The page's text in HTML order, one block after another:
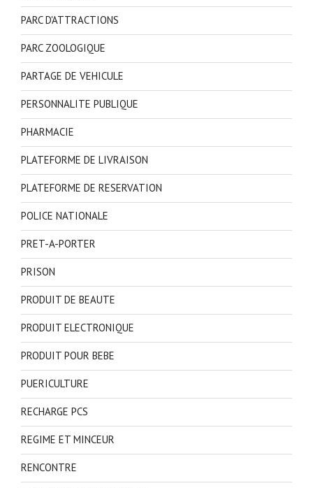
PARC D'ATTRACTIONS
PARC ZOOLOGIQUE
PARTAGE DE VEHICULE
PERSONNALITE PUBLIQUE
PHARMACIE
PLATEFORME DE LIVRAISON
PLATEFORME DE RESERVATION
POLICE NATIONALE
PRET-A-PORTER
PRISON
PRODUIT DE BEAUTE
PRODUIT ELECTRONIQUE
PRODUIT POUR BEBE
PUERICULTURE
RECHARGE PCS
REGIME ET MINCEUR
RENCONTRE